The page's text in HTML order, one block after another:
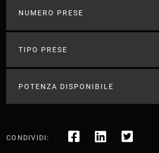
NUMERO PRESE
TIPO PRESE
POTENZA DISPONIBILE
CONDIVIDI: